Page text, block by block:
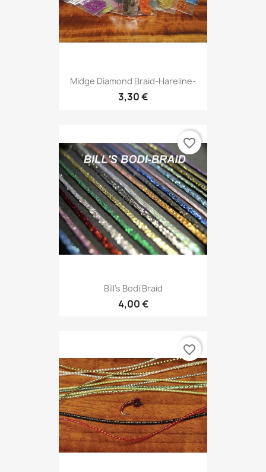
Midge Diamond Braid-Hareline-
3,30 €
Bill's Bodi Braid
4,00 €
favorite_border
favorite_border